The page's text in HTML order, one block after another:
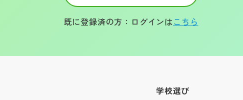
既に登録済の方：ログインはこちら
学校選び